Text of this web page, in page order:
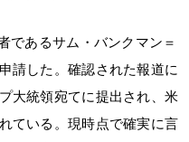
であるサム・バンクマン＝
請した。確認された報道に
大統領宛てに提出され、米
ている。現時点で確実に言